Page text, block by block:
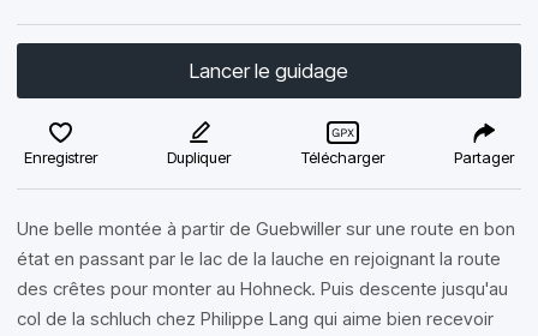
Lancer le guidage
Enregistrer Dupliquer Télécharger Partager
Une belle montée à partir de Guebwiller sur une route en bon
état en passant par le lac de la lauche en rejoignant la route
des crêtes pour monter au Hohneck. Puis descente jusqu'au
col de la schluch chez Philippe Lang qui aime bien recevoir